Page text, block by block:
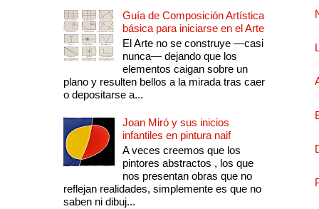
Guía de Composición Artística
básica para iniciarse en el Arte
El Arte no se construye —casi
nunca— dejando que los
elementos caigan sobre un
plano y resulten bellos a la mirada tras caer
o depositarse a...
Joan Miró y sus inicios
infantiles en pintura naif
A veces creemos que los
pintores abstractos , los que
nos presentan obras que no
reflejan realidades, simplemente es que no
saben ni dibuj...